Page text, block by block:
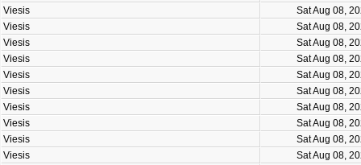
Viesis
Sat Aug 08,
Viesis
Sat Aug 08,
Viesis
Sat Aug 08,
Viesis
Sat Aug 08,
Viesis
Sat Aug 08,
Viesis
Sat Aug 08,
Viesis
Sat Aug 08,
Viesis
Sat Aug 08,
Viesis
Sat Aug 08,
Viesis
Sat Aug 08,